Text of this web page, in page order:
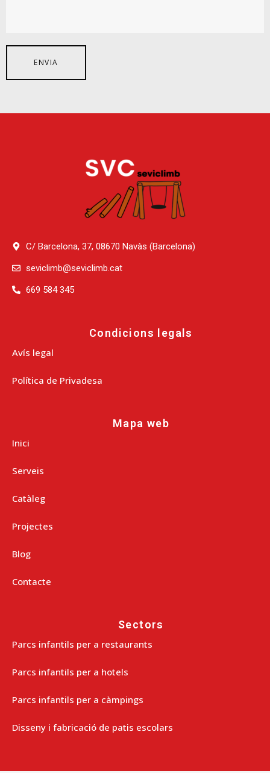
C/ Barcelona, 37, 08670 Navàs (Barcelona)
seviclimb@seviclimb.cat
669 584 345
Condicions legals
Avís legal
Política de Privadesa
Mapa web
Inici
Serveis
Catàleg
Projectes
Blog
Contacte
Sectors
Parcs infantils per a restaurants
Parcs infantils per a hotels
Parcs infantils per a càmpings
Disseny i fabricació de patis escolars